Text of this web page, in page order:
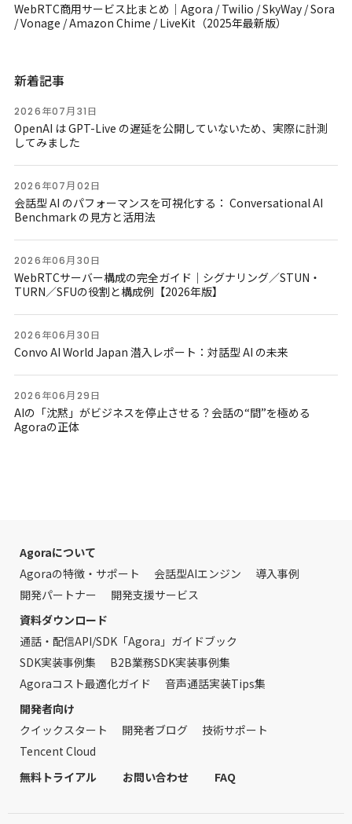
WebRTC商用サービス比まとめ｜Agora / Twilio / SkyWay / Sora
/ Vonage / Amazon Chime / LiveKit（2025年最新版）
新着記事
2026年07月31日
OpenAI は GPT-Live の遅延を公開していないため、実際に計測
してみました
2026年07月02日
会話型 AI のパフォーマンスを可視化する： Conversational AI
Benchmark の見方と活用法
2026年06月30日
WebRTCサーバー構成の完全ガイド｜シグナリング／STUN・
TURN／SFUの役割と構成例【2026年版】
2026年06月30日
Convo AI World Japan 潜入レポート：対話型 AI の未来
2026年06月29日
AIの「沈黙」がビジネスを停止させる？会話の“間”を極める
Agoraの正体
Agoraについて
Agoraの特徴・サポート
会話型AIエンジン
導入事例
開発パートナー
開発支援サービス
資料ダウンロード
通話・配信API/SDK「Agora」ガイドブック
SDK実装事例集
B2B業務SDK実装事例集
Agoraコスト最適化ガイド
音声通話実装Tips集
開発者向け
クイックスタート
開発者ブログ
技術サポート
Tencent Cloud
無料トライアル
お問い合わせ FAQ